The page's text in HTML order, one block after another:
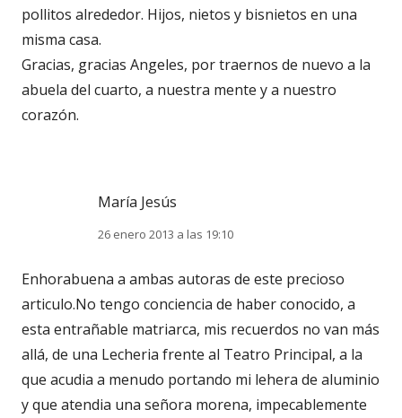
pollitos alrededor. Hijos, nietos y bisnietos en una
misma casa.
Gracias, gracias Angeles, por traernos de nuevo a la
abuela del cuarto, a nuestra mente y a nuestro
corazón.
María Jesús
26 enero 2013 a las 19:10
Enhorabuena a ambas autoras de este precioso
articulo.No tengo conciencia de haber conocido, a
esta entrañable matriarca, mis recuerdos no van más
allá, de una Lecheria frente al Teatro Principal, a la
que acudia a menudo portando mi lehera de aluminio
y que atendia una señora morena, impecablemente